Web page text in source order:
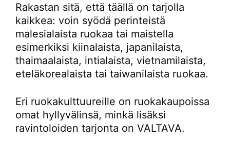
Rakastan sitä, että täällä on tarjolla
kaikkea: voin syödä perinteistä
malesialaista ruokaa tai maistella
esimerkiksi kiinalaista, japanilaista,
thaimaalaista, intialaista, vietnamilaista,
eteläkorealaista tai taiwanilaista ruokaa.
Eri ruokakulttuureille on ruokakaupoissa
omat hyllyvälinsä, minkä lisäksi
ravintoloiden tarjonta on VALTAVA.